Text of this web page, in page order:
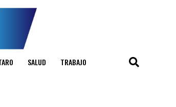
SALUD TRABAJO